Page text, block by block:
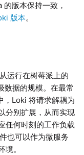
的版本保持一致，
版本。
运行在树莓派上的
数据的规模。在最常
，Loki 将请求解耦为
分别扩展，从而实现
任何时刻的工作负载
也可以作为微服务
。